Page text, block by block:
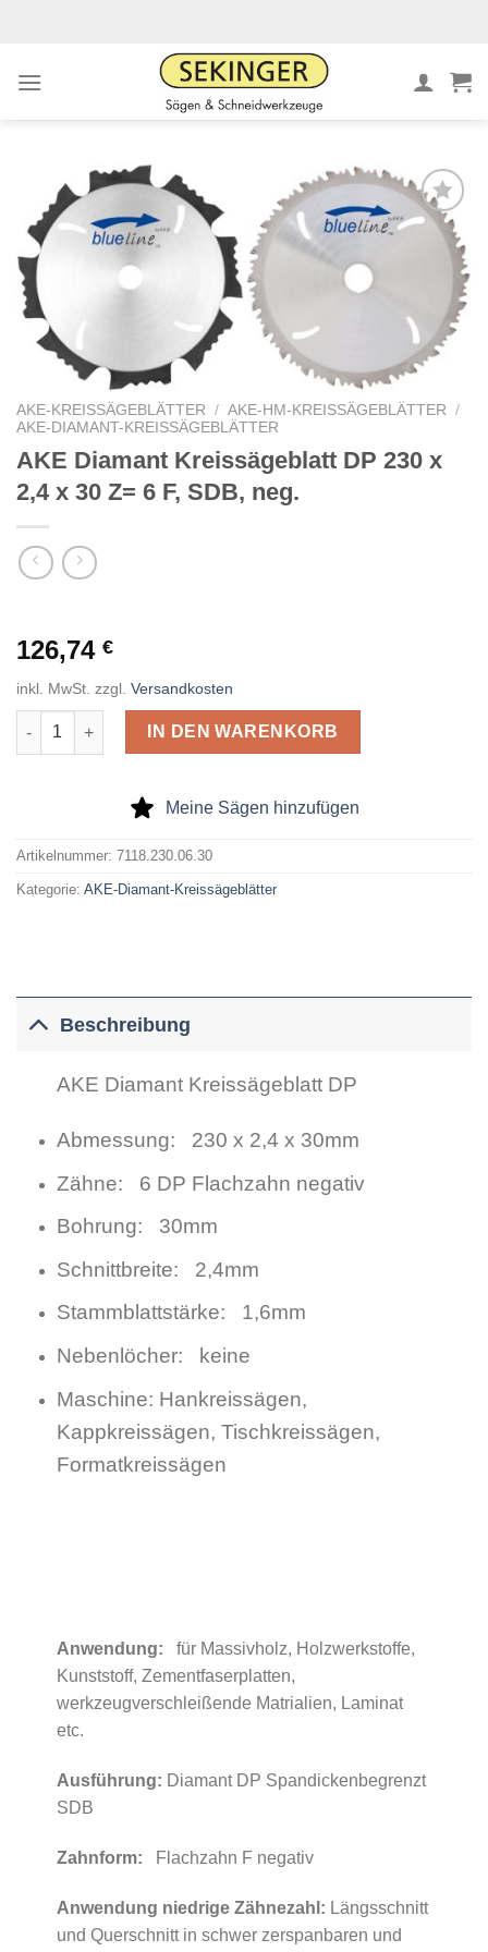
hinzufügen
AKE-KREISSÄGEBLÄTTER / AKE-HM-KREISSÄGEBLÄTTER
/
AKE-DIAMANT-KREISSÄGEBLÄTTER
AKE Diamant Kreissägeblatt DP 230 x
2,4 x 30 Z= 6 F, SDB, neg.
126,74 €
inkl. MwSt. zzgl. Versandkosten
AKE Diamant Kreissägeblatt DP 230 x 2,4 x 30 Z= 6 F, SDB,
IN DEN WARENKORB
Meine Sägen hinzufügen
Artikelnummer: 7118.230.06.30
Kategorie: AKE-Diamant-Kreissägeblätter
Beschreibung
AKE Diamant Kreissägeblatt DP
Abmessung: 230 x 2,4 x 30mm
Zähne: 6 DP Flachzahn negativ
Bohrung: 30mm
Schnittbreite: 2,4mm
Stammblattstärke: 1,6mm
Nebenlöcher: keine
Maschine: Hankreissägen,
Kappkreissägen, Tischkreissägen,
Formatkreissägen
Anwendung:
für Massivholz, Holzwerkstoffe,
Kunststoff, Zementfaserplatten,
werkzeugverschleißende Matrialien, Laminat
etc.
Ausführung: Diamant DP Spandickenbegrenzt
SDB
Zahnform: Flachzahn F negativ
Anwendung niedrige Zähnezahl: Längsschnitt
und Querschnitt in schwer zerspanbaren und